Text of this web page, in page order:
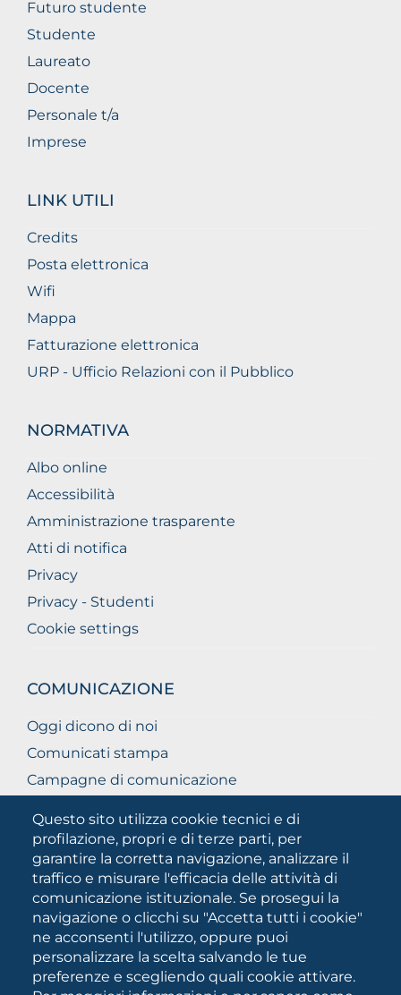
Questo sito utilizza cookie tecnici e di
profilazione, propri e di terze parti, per
garantire la corretta navigazione, analizzare il
traffico e misurare l'efficacia delle attività di
comunicazione istituzionale. Se prosegui la
navigazione o clicchi su "Accetta tutti i cookie"
ne acconsenti l'utilizzo, oppure puoi
personalizzare la scelta salvando le tue
preferenze e scegliendo quali cookie attivare.
Futuro studente
Studente
Laureato
Docente
Personale t/a
Imprese
LINK UTILI
Credits
Posta elettronica
Wifi
Mappa
Fatturazione elettronica
URP - Ufficio Relazioni con il Pubblico
NORMATIVA
Albo online
Accessibilità
Amministrazione trasparente
Atti di notifica
Privacy
Privacy - Studenti
Cookie settings
COMUNICAZIONE
Oggi dicono di noi
Comunicati stampa
Campagne di comunicazione
Unifg Mag
Manuale di identità visiva
Facts and figures
SOCIAL
MEDIA